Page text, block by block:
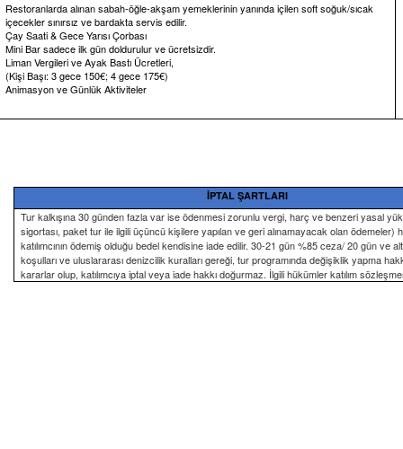
Restoranlarda alınan sabah-öğle-akşam yemeklerinin yanında içilen soft soğuk/sıcak
içecekler sınırsız ve bardakta servis edilir.
Çay Saati & Gece Yarısı Çorbası
Mini Bar sadece ilk gün doldurulur ve ücretsizdir.
Liman Vergileri ve Ayak Bastı Ücretleri,
(Kişi Başı: 3 gece 150€; 4 gece 175€)
Animasyon ve Günlük Aktiviteler
İPTAL ŞARTLARI
Tur kalkışına 30 günden fazla var ise ödenmesi zorunlu vergi, harç ve benzeri yasal
sigortası, paket tur ile ilgili üçüncü kişilere yapılan ve geri alınamayacak olan ödemeler)
katılımcının ödemiş olduğu bedel kendisine iade edilir. 30-21 gün %85 ceza/ 20 gün
koşulları ve uluslararası denizcilik kuralları gereği, tur programında değişiklik yapma
kararlar olup, katılımcıya iptal veya iade hakkı doğurmaz. İlgili hükümler katılım